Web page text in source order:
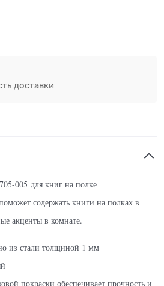
доставки
005 для книг на полке
содержать книги на полках в
акценты в комнате.
из стали толщиной 1 мм
покраски обеспечивает прочность и